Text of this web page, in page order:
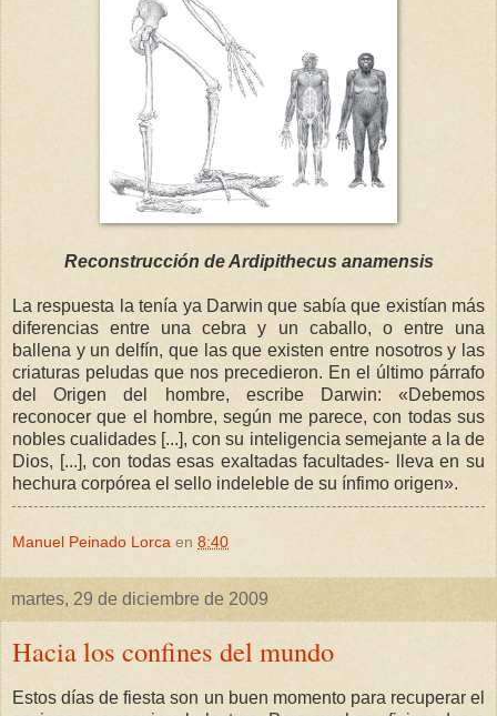
Reconstrucción de Ardipithecus anamensis
La respuesta la tenía ya Darwin que sabía que existían más
diferencias entre una cebra y un caballo, o entre una
ballena y un delfín, que las que existen entre nosotros y las
criaturas peludas que nos precedieron. En el último párrafo
del Origen del hombre, escribe Darwin: «Debemos
reconocer que el hombre, según me parece, con todas sus
nobles cualidades [...], con su inteligencia semejante a la de
Dios, [...], con todas esas exaltadas facultades- lleva en su
hechura corpórea el sello indeleble de su ínfimo origen».
Manuel Peinado Lorca en 8:40
martes, 29 de diciembre de 2009
Hacia los confines del mundo
Estos días de fiesta son un buen momento para recuperar el